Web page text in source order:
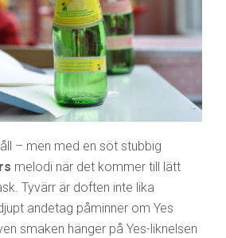
– men med en söt stubbig
melodi när det kommer till lätt
Tyvärr är doften inte lika
andetag påminner om Yes
smaken hänger på Yes-liknelsen